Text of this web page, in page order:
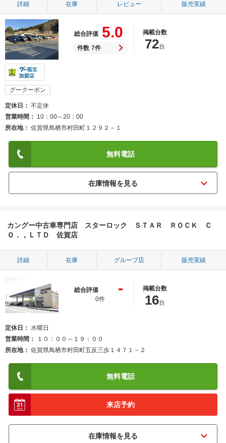
詳細 在庫 レビュー 販売実績
総合評価 5.0
件数 7件
掲載台数
72台
グークーポン
定休日
不定休
営業時間
10：00～20：00
所在地
佐賀県鳥栖市村田町１２９２－１
無料電話
カングー中古車専門店 スターロック ＳＴＡＲ ＲＯＣＫ Ｃ
Ｏ．，ＬＴＤ 佐賀店
詳細 在庫 グループ店 販売実績
総合評価 -
0件
掲載台数
16台
定休日
水曜日
営業時間
１０：００～１９：００
所在地
佐賀県鳥栖市村田町五反三歩１４７１－２
無料電話
来店予約